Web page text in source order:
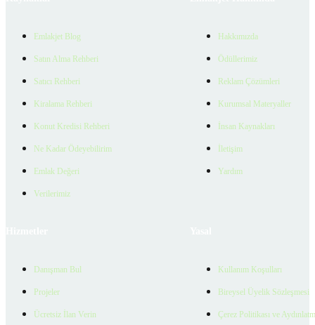
Emlakjet Blog
Satın Alma Rehberi
Satıcı Rehberi
Kiralama Rehberi
Konut Kredisi Rehberi
Ne Kadar Ödeyebilirim
Emlak Değeri
Verilerimiz
Hakkımızda
Ödüllerimiz
Reklam Çözümleri
Kurumsal Materyaller
İnsan Kaynakları
İletişim
Yardım
Danışman Bul
Projeler
Ücretsiz İlan Verin
Kullanım Koşulları
Bireysel Üyelik Sözleşmesi
Çerez Politikası ve